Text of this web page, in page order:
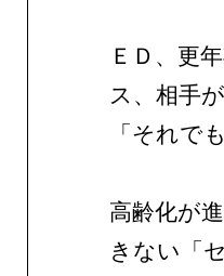
ＥＤ、更
ス、相手
「それで
高齢化が
きない「